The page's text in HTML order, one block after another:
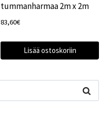
tummanharmaa 2m x 2m
83,60€
Lisää ostoskoriin
Haku